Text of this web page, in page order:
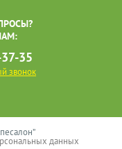
35
звонок
данных